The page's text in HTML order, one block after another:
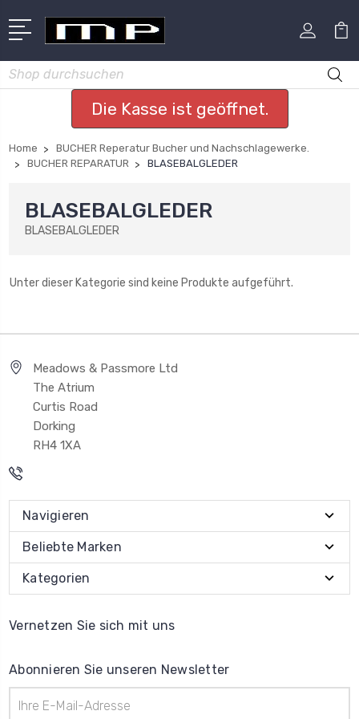
Suchen
Die Kasse ist geöffnet.
Home
BUCHER Reperatur Bucher und Nachschlagewerke.
BUCHER REPARATUR
BLASEBALGLEDER
BLASEBALGLEDER
BLASEBALGLEDER
Unter dieser Kategorie sind keine Produkte aufgeführt.
Meadows & Passmore Ltd
The Atrium
Curtis Road
Dorking
RH4 1XA
Navigieren
Beliebte Marken
Kategorien
Vernetzen Sie sich mit uns
Abonnieren Sie unseren Newsletter
Mail-